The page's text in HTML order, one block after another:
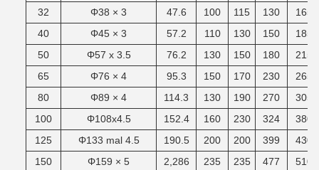
32
Φ38 × 3 47.6 100 115 130
165
40
Φ45 × 3 57.2 110 130 150
185
50
Φ57 x 3.5 76.2 130 150 180
215
65
Φ76 × 4 95.3 150 170 230
265
80
Φ89 × 4 114.3 130 190 270
305
100
Φ108x4.5 152.4 160 230 324
380
125
Φ133 mal 4.5 190.5 200 200 399
430
150
Φ159 × 5 2,286 235 235 477
510